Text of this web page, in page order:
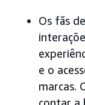
Os fãs
e o
marcas.